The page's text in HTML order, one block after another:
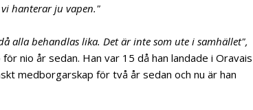
hanterar ju vapen."
alla behandlas lika. Det är inte som ute i samhället",
nio år sedan. Han var 15 då han landade i Oravais
medborgarskap för två år sedan och nu är han